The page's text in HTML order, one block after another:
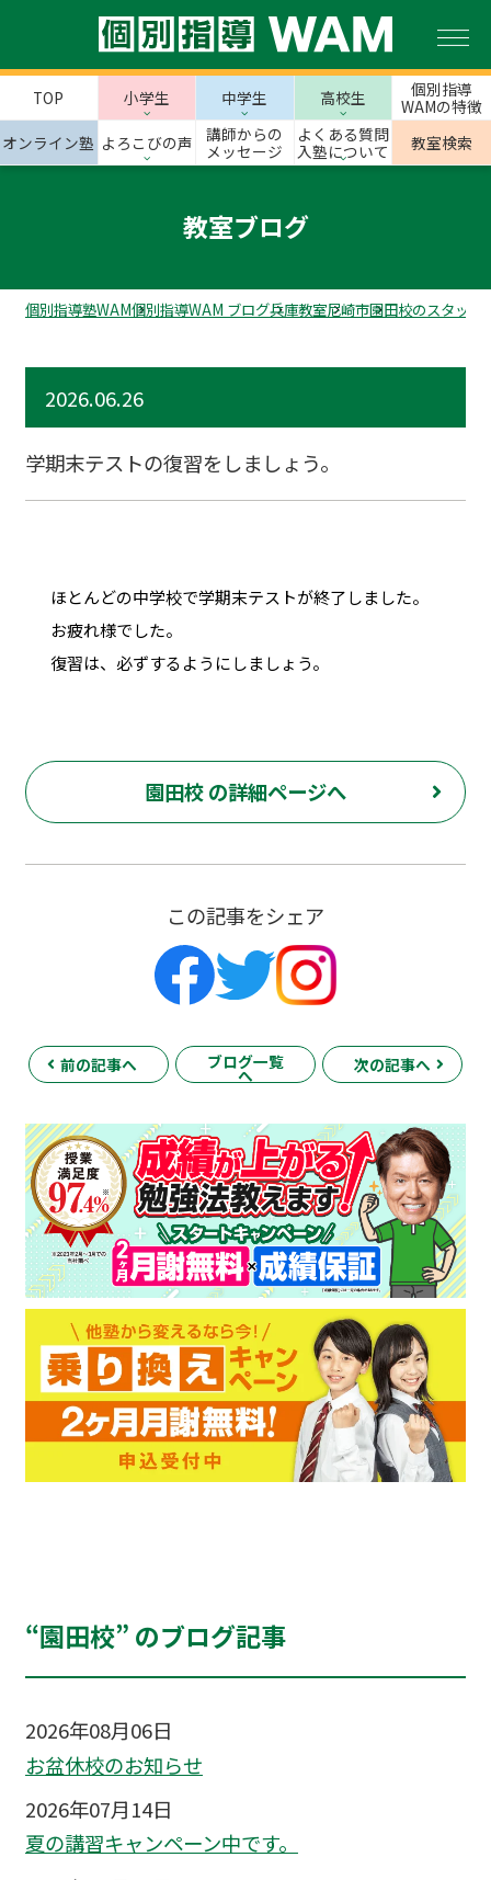
TOP 小学生 中学生 高校生
個別指導
WAMの特徴
オンライン塾 よろこびの声
講師からの
メッセージ
よくある質問
入塾について
教室検索
教室ブログ
個別指導塾WAM個別指導WAM ブログ兵庫教室尼崎市園田校のスタッフ
2026.06.26
学期末テストの復習をしましょう。
ほとんどの中学校で学期末テストが終了しました。
お疲れ様でした。
復習は、必ずするようにしましょう。
園田校 の詳細ページへ
この記事をシェア
前の記事へ ブログ一覧
へ
次の記事へ
“園田校” のブログ記事
2026年08月06日
お盆休校のお知らせ
2026年07月14日
夏の講習キャンペーン中です。